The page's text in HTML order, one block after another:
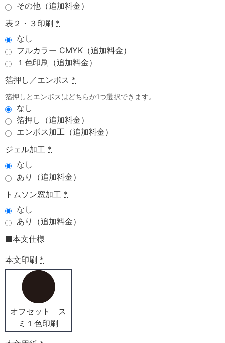
その他（追加料金）
表２・３印刷 *
なし
フルカラー CMYK（追加料金）
１色印刷（追加料金）
箔押し／エンボス *
箔押しとエンボスはどちらか1つ選択できます。
なし
箔押し（追加料金）
エンボス加工（追加料金）
ジェル加工 *
なし
あり（追加料金）
トムソン窓加工 *
なし
あり（追加料金）
■本文仕様
本文印刷 *
オフセット ス
ミ１色印刷